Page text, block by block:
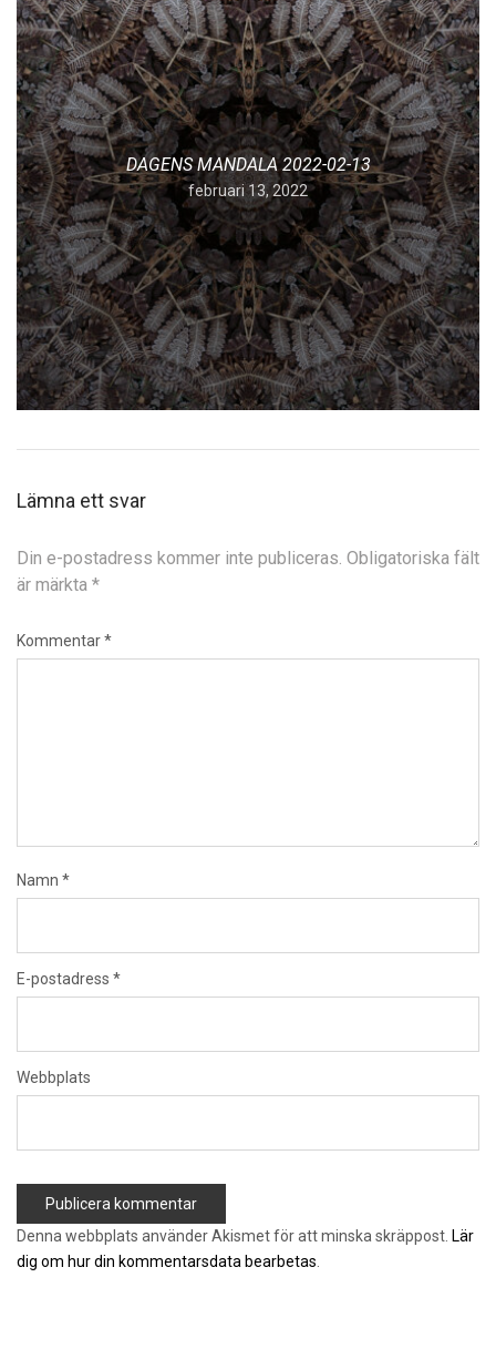
DAGENS MANDALA 2022-02-13
februari 13, 2022
Lämna ett svar
Din e-postadress kommer inte publiceras. Obligatoriska fält
är märkta *
Kommentar*
Namn *
E-postadress *
Webbplats
Denna webbplats använder Akismet för att minska skräppost. Lär
dig om hur din kommentarsdata bearbetas